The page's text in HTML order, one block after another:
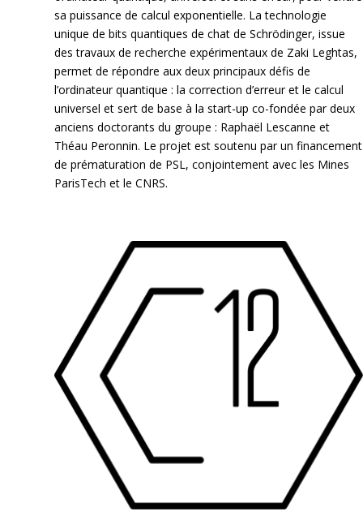
sa puissance de calcul exponentielle. La technologie
unique de bits quantiques de chat de Schrödinger, issue
des travaux de recherche expérimentaux de Zaki Leghtas,
permet de répondre aux deux principaux défis de
l’ordinateur quantique : la correction d’erreur et le calcul
universel et sert de base à la start-up co-fondée par deux
anciens doctorants du groupe : Raphaël Lescanne et
Théau Peronnin. Le projet est soutenu par un financement
de prématuration de PSL, conjointement avec les Mines
ParisTech et le CNRS.